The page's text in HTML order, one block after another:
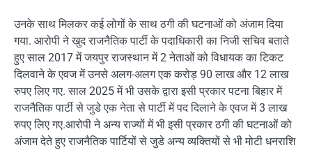
उनके साथ मिलकर कई लोगों के साथ ठगी की घटनाओं को अंजाम दिया
गया. आरोपी ने खुद राजनैतिक पार्टी के पदाधिकारी का निजी सचिव बताते
हुए साल 2017 में जयपुर राजस्थान में 2 नेताओं को विधायक का टिकट
दिलवाने के एवज में उनसे अलग-अलग एक करोड़ 90 लाख और 12 लाख
रुपए लिए गए. साल 2025 में भी उसके द्वारा इसी प्रकार पटना बिहार में
राजनैतिक पार्टी से जुडे एक नेता से पार्टी में पद दिलाने के एवज में 3 लाख
रुपए लिए गए.आरोपी ने अन्य राज्यों में भी इसी प्रकार ठगी की घटनाओं को
अंजाम देते हुए राजनैतिक पार्टियों से जुडे अन्य व्यक्तियों से भी मोटी धनराशि